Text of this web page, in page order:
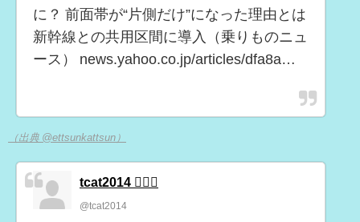
に？ 前面帯が“片側だけ”になった理由とは
新幹線との共用区間に導入（乗りものニュ
ース） news.yahoo.co.jp/articles/dfa8a…
（出典 @ettsunkattsun）
tcat2014 🏳️‍🌈🌈
@tcat2014